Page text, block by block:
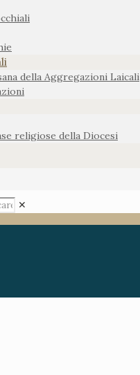
della Aggregazioni Laicali
religiose della Diocesi
✕